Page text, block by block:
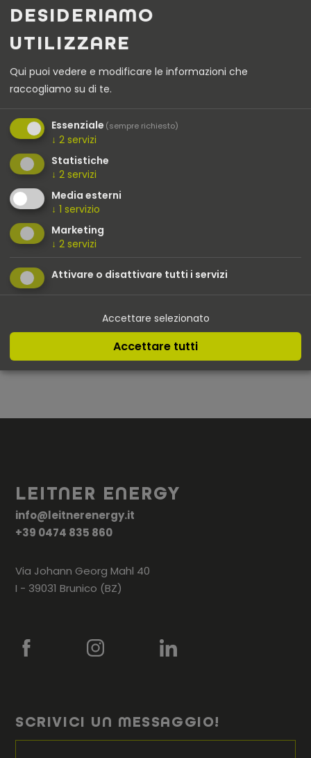
PER SAPERNE DI PIÙ SUI
NOSTRI SERVIZI NEL
SETTORE DELLA MOBILITÀ
ELETTRICA
TUTTE LE
SETTORE DELLA GREEN
Scopri di più
FORNITORE DI
Scopri di più
LEITNER ENERGY
info@leitnerenergy.it
+39 0474 835 860
Via Johann Georg Mahl 40
I - 39031 Brunico (BZ)
SCRIVICI UN MESSAGGIO!
DESIDERIAMO
UTILIZZARE
Qui puoi vedere e modificare le informazioni che
raccogliamo su di te.
Essenziale (sempre richiesto)
↓ 2 servizi
Statistiche
↓ 2 servizi
Media esterni
↓ 1 servizio
Marketing
↓ 2 servizi
Attivare o disattivare tutti i servizi
Accettare selezionato
Accettare tutti